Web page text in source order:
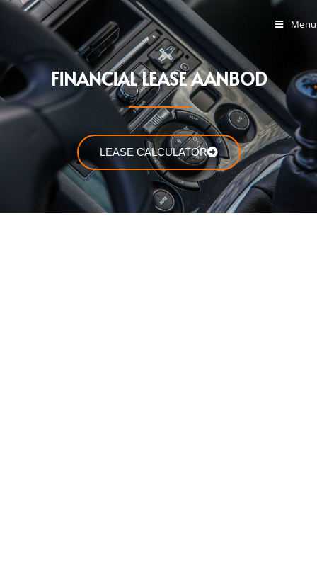
Menu
FINANCIAL LEASE AANBOD
LEASE CALCULATOR